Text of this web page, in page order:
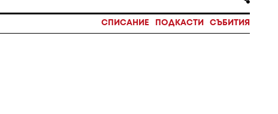
СПИСАНИЕ ПОДКАСТИ СЪБИТИЯ